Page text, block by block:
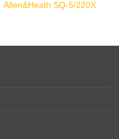
Allen&Heath SQ-5/220X